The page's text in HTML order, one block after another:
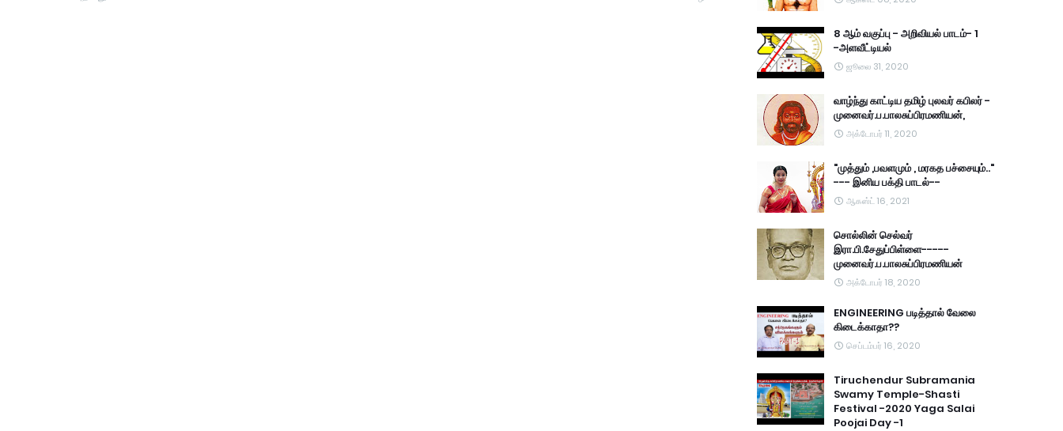
8 ஆம் வகுப்பு - அறிவியல் பாடம்- 1
-அளவீட்டியல்
ஜூலை 31, 2020
வாழ்ந்து காட்டிய தமிழ் புலவர் கபிலர் -
முனைவர்.ப.பாலசுப்பிரமணியன்,
அக்டோபர் 11, 2020
"முத்தும் ,பவளமும் , மரகத பச்சையும்.."
--- இனிய பக்தி பாடல்--
ஆகஸ்ட் 16, 2021
சொல்லின் செல்வர்
இரா.பி.சேதுப்பிள்ளை-----
முனைவர்.ப.பாலசுப்பிரமணியன்
அக்டோபர் 18, 2020
ENGINEERING படித்தால் வேலை
கிடைக்காதா??
செப்டம்பர் 16, 2020
Tiruchendur Subramania
Swamy Temple-Shasti
Festival -2020 Yaga Salai
Poojai Day -1